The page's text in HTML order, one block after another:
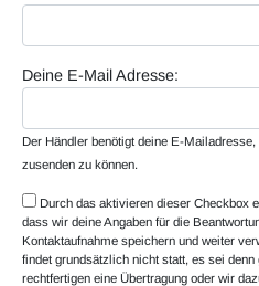
Deine E-Mail Adresse:
Der Händler benötigt deine E-
zusenden zu können.
Durch das aktivieren dieser Checkbox
dass wir deine Angaben für die
Kontaktaufnahme speichern und weiter
findet grundsätzlich nicht statt, es sei
rechtfertigen eine Übertragung oder wir